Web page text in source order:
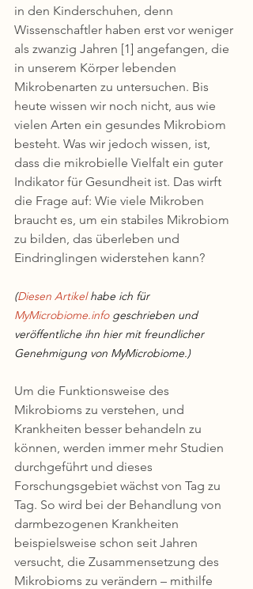
in den Kinderschuhen, denn
Wissenschaftler haben erst vor weniger
als zwanzig Jahren [1] angefangen, die
in unserem Körper lebenden
Mikrobenarten zu untersuchen. Bis
heute wissen wir noch nicht, aus wie
vielen Arten ein gesundes Mikrobiom
besteht. Was wir jedoch wissen, ist,
dass die mikrobielle Vielfalt ein guter
Indikator für Gesundheit ist. Das wirft
die Frage auf: Wie viele Mikroben
braucht es, um ein stabiles Mikrobiom
zu bilden, das überleben und
Eindringlingen widerstehen kann?
(Diesen Artikel habe ich für
MyMicrobiome.info geschrieben und
veröffentliche ihn hier mit freundlicher
Genehmigung von MyMicrobiome.)
Um die Funktionsweise des
Mikrobioms zu verstehen, und
Krankheiten besser behandeln zu
können, werden immer mehr Studien
durchgeführt und dieses
Forschungsgebiet wächst von Tag zu
Tag. So wird bei der Behandlung von
darmbezogenen Krankheiten
beispielsweise schon seit Jahren
versucht, die Zusammensetzung des
Mikrobioms zu verändern – mithilfe